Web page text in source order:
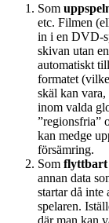
Som
etc. Filmen
in i en DVD-
skivan utan
automatiskt
formatet
skäl kan
inom valda
”regionsfria”
kan medge
försämring.
Som flyttbart
annan data
startar då
spelaren.
där man kan